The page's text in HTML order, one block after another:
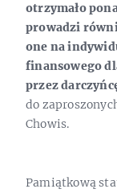
otrzymało
prowadzi
one na
finansowego
przez
do
Chowis.
Pamiątkową